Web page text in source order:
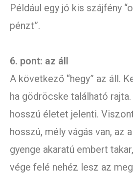
Például egy jó kis szájfény
pénzt”.
6. pont: az áll
A következő “hegy” az áll.
ha gödröcske található
hosszú életet jelenti.
hosszú, mély vágás van, az
gyenge akaratú embert
vége felé nehéz lesz az